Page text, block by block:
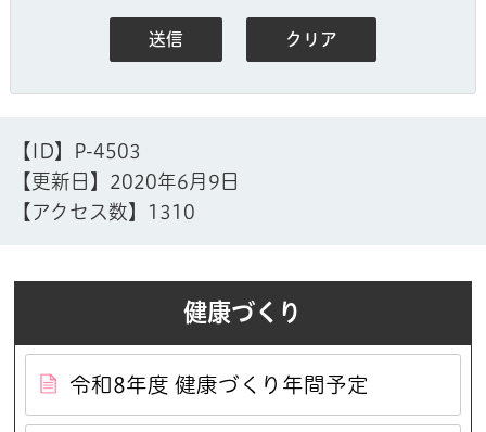
【ID】
P-4503
【更新日】 2020年6月9日
【アクセス数】
1310
健康づくり
令和8年度 健康づくり年間予定